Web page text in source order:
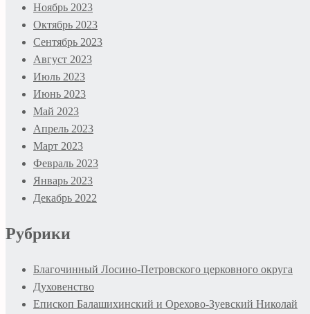
Ноябрь 2023
Октябрь 2023
Сентябрь 2023
Август 2023
Июль 2023
Июнь 2023
Май 2023
Апрель 2023
Март 2023
Февраль 2023
Январь 2023
Декабрь 2022
Рубрики
Благочинный Лосино-Петровского церковного округа
Духовенство
Епископ Балашихинский и Орехово-Зуевский Николай